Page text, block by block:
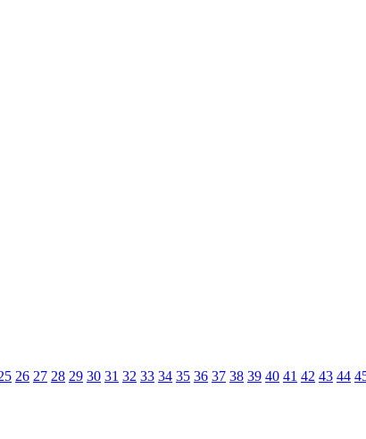
26 27 28 29 30 31 32 33 34 35 36 37 38 39 40 41 42 43 44